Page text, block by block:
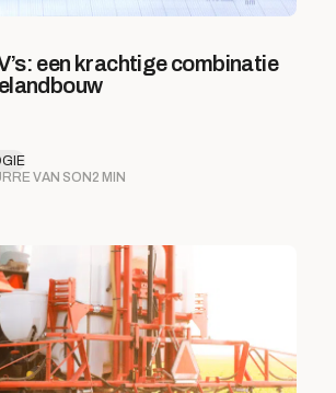
een krachtige combinatie
VAN SON 2 MIN